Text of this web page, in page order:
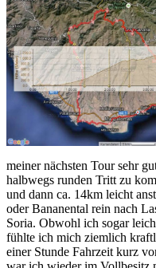
meiner nächsten Tour sehr
halbwegs runden Tritt zu
und dann ca. 14km leicht
oder Bananental rein nach
Soria. Obwohl ich sogar
fühlte ich mich ziemlich
einer Stunde Fahrzeit kurz